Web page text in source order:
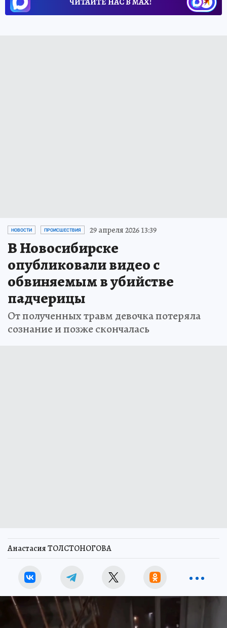
НОВОСТИ ПРОИСШЕСТВИЯ 29 апреля 2026 13:39
В Новосибирске
опубликовали видео с
обвиняемым в убийстве
падчерицы
От полученных травм девочка потеряла
сознание и позже скончалась
Анастасия ТОЛСТОНОГОВА